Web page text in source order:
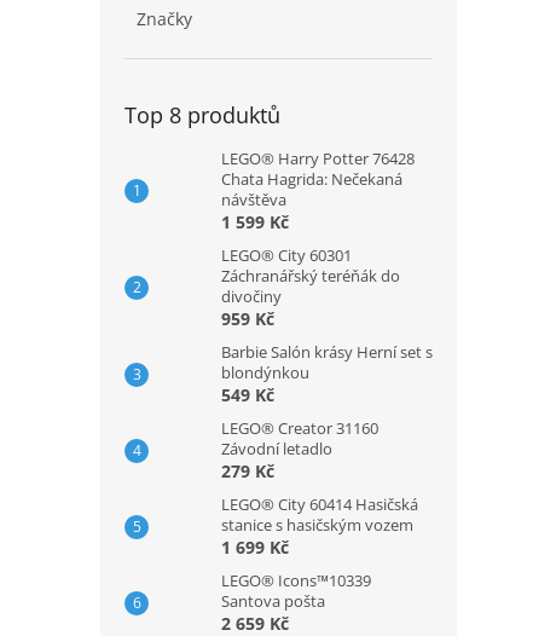
Značky
Top 8 produktů
LEGO® Harry Potter 76428
Chata Hagrida: Nečekaná
návštěva
1 599 Kč
LEGO® City 60301
Záchranářský teréňák do
divočiny
959 Kč
Barbie Salón krásy Herní set s
blondýnkou
549 Kč
LEGO® Creator 31160
Závodní letadlo
279 Kč
LEGO® City 60414 Hasičská
stanice s hasičským vozem
1 699 Kč
LEGO® Icons™10339
Santova pošta
2 659 Kč